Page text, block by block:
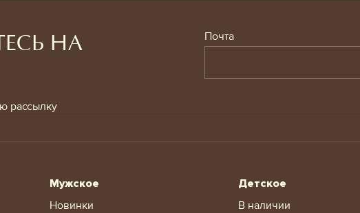
НА
рассылку
Почта
Мужское
Новинки
Детское
В наличии